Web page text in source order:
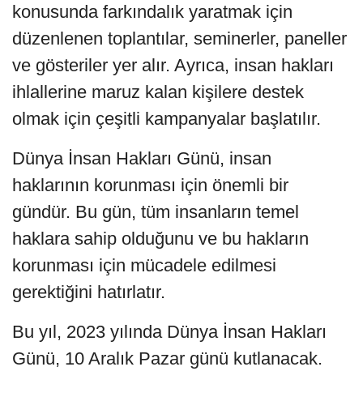
konusunda farkındalık yaratmak için
düzenlenen toplantılar, seminerler, paneller
ve gösteriler yer alır. Ayrıca, insan hakları
ihlallerine maruz kalan kişilere destek
olmak için çeşitli kampanyalar başlatılır.
Dünya İnsan Hakları Günü, insan
haklarının korunması için önemli bir
gündür. Bu gün, tüm insanların temel
haklara sahip olduğunu ve bu hakların
korunması için mücadele edilmesi
gerektiğini hatırlatır.
Bu yıl, 2023 yılında Dünya İnsan Hakları
Günü, 10 Aralık Pazar günü kutlanacak.